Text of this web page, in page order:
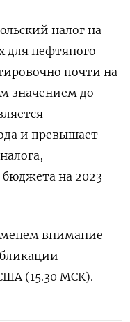
налог на
для нефтяного
почти на
значением до
и превышает
на 2023
внимание
(15.30 МСК).